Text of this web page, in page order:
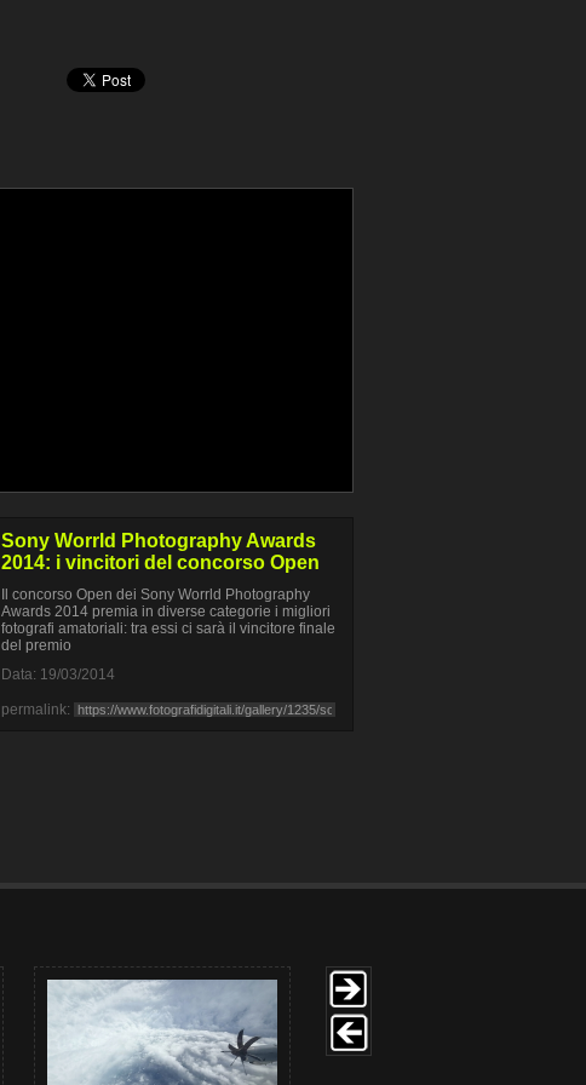
Sony Worrld Photography Awards
2014: i vincitori del concorso Open
Il concorso Open dei Sony Worrld Photography
Awards 2014 premia in diverse categorie i migliori
fotografi amatoriali: tra essi ci sarà il vincitore finale
del premio
Data: 19/03/2014
permalink: